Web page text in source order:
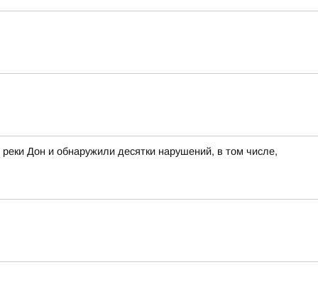
Дон и обнаружили десятки нарушений, в том числе,